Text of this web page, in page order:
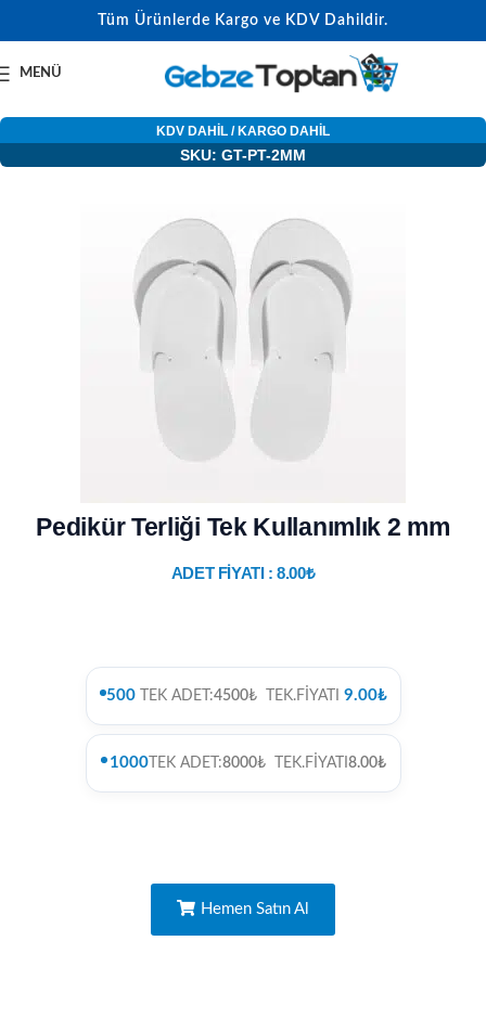
Tüm Ürünlerde Kargo ve KDV Dahildir.
MENÜ
KDV DAHİL / KARGO DAHİL
SKU: GT-PT-2MM
Pedikür Terliği Tek Kullanımlık 2 mm
ADET FİYATI :8.00₺
500TEK ADET:4500₺ TEK.FİYATI 9.00₺
1000 TEK ADET:8000₺ TEK.FİYATI8.00₺
Hemen Satın Al